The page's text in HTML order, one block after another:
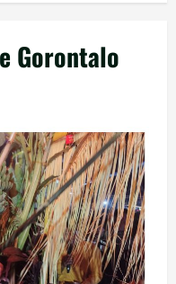
Gorontalo